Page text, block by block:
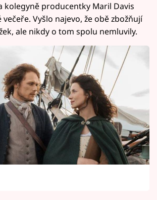
kolegyně producentky Maril Davis
Vyšlo najevo, že obě zbožňují
ale nikdy o tom spolu nemluvily.